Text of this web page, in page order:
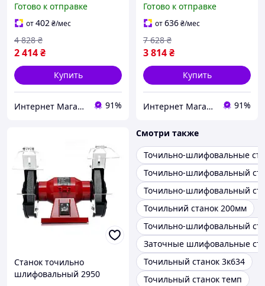
(германия), Настольный
точильный станок,
Точило электрическое
электроточило, MTS
Готово к отправке
от402₴/мес
2 414₴
4 828 ₴
Купить
Интернет Магазин "StepShop" 91%
Станок точильно
шлифовальный
настольный, MTS
Готово к отправке
от636₴/мес
3 814₴
7 628 ₴
Купить
Интернет Магазин "StepShop" 91%
Станок точильно
шлифовальный 2950
Смотри также
Точильно-шлифовальные
Точильно-шлифовальный
Точильно-шлифовальный
Точильний станок 200мм
Точильно-шлифовальный
Заточные шлифовальные
Точильный станок 3к634
Точильный станок темп